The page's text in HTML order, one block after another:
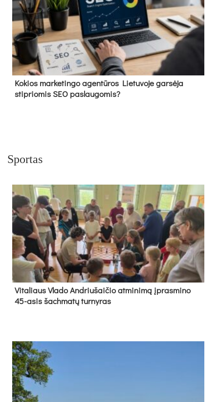
Kokios marketingo agentūros Lietuvoje garsėja
stipriomis SEO paslaugomis?
Sportas
Vi­ta­liaus Vla­do And­riu­šai­čio at­mi­ni­mą įpras­mi­no
45-asis šach­ma­tų tur­ny­ras